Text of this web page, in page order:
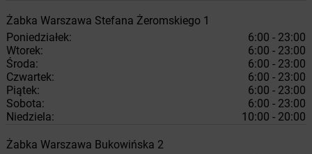
Żabka Warszawa Stefana Żeromskiego 1
Poniedziałek:
6:00 - 23:00
Wtorek:
6:00 - 23:00
Środa:
6:00 - 23:00
Czwartek:
6:00 - 23:00
Piątek:
6:00 - 23:00
Sobota:
6:00 - 23:00
Niedziela:
10:00 - 20:00
Żabka Warszawa Bukowińska 2